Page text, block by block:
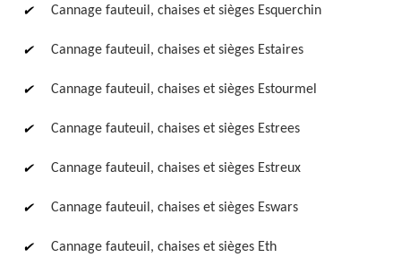
Cannage fauteuil, chaises et sièges Esquerchin
Cannage fauteuil, chaises et sièges Estaires
Cannage fauteuil, chaises et sièges Estourmel
Cannage fauteuil, chaises et sièges Estrees
Cannage fauteuil, chaises et sièges Estreux
Cannage fauteuil, chaises et sièges Eswars
Cannage fauteuil, chaises et sièges Eth